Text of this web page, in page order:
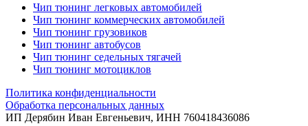
Чип тюнинг легковых автомобилей
Чип тюнинг коммерческих автомобилей
Чип тюнинг грузовиков
Чип тюнинг автобусов
Чип тюнинг седельных тягачей
Чип тюнинг мотоциклов
Политика конфиденциальности
Обработка персональных данных
ИП Дерябин Иван Евгеньевич, ИНН 760418436086